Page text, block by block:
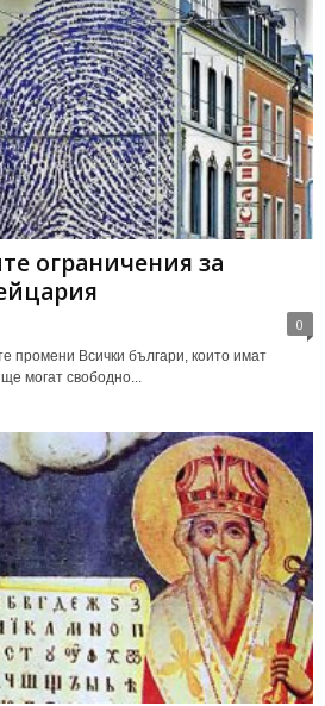
ограничения за
0
промени Всички българи, които имат
могат свободно...